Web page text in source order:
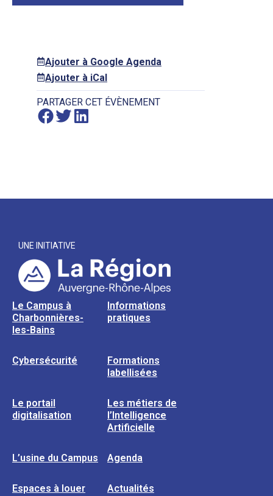
Ajouter à Google Agenda
Ajouter à iCal
PARTAGER CET ÉVÈNEMENT
UNE INITIATIVE
Le Campus à
Charbonnières-
les-Bains
Informations
pratiques
Cybersécurité
Formations
labellisées
Le portail
digitalisation
Les métiers de
l’Intelligence
Artificielle
L’usine du Campus Agenda
Espaces à louer Actualités